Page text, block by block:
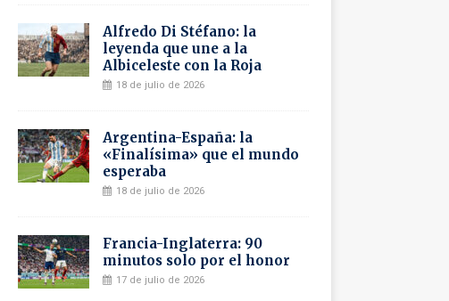
Alfredo Di Stéfano: la
leyenda que une a la
Albiceleste con la Roja
18 de julio de 2026
Argentina-España: la
«Finalísima» que el mundo
esperaba
18 de julio de 2026
Francia-Inglaterra: 90
minutos solo por el honor
17 de julio de 2026